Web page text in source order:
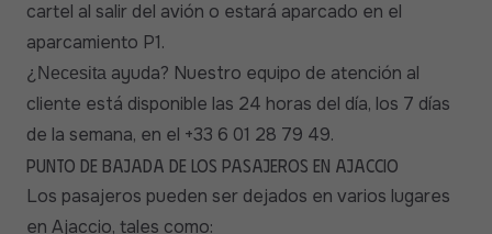
cartel al salir del avión o estará aparcado en el
aparcamiento P1.
¿Necesita ayuda? Nuestro equipo de atención al
cliente está disponible las 24 horas del día, los 7 días
de la semana, en el +33 6 01 28 79 49.
Punto de bajada de los pasajeros en Ajaccio
Los pasajeros pueden ser dejados en varios lugares
en Ajaccio, tales como: